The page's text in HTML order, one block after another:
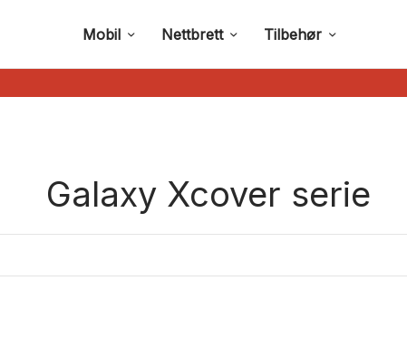
Mobil Nettbrett Tilbehør
Galaxy Xcover serie